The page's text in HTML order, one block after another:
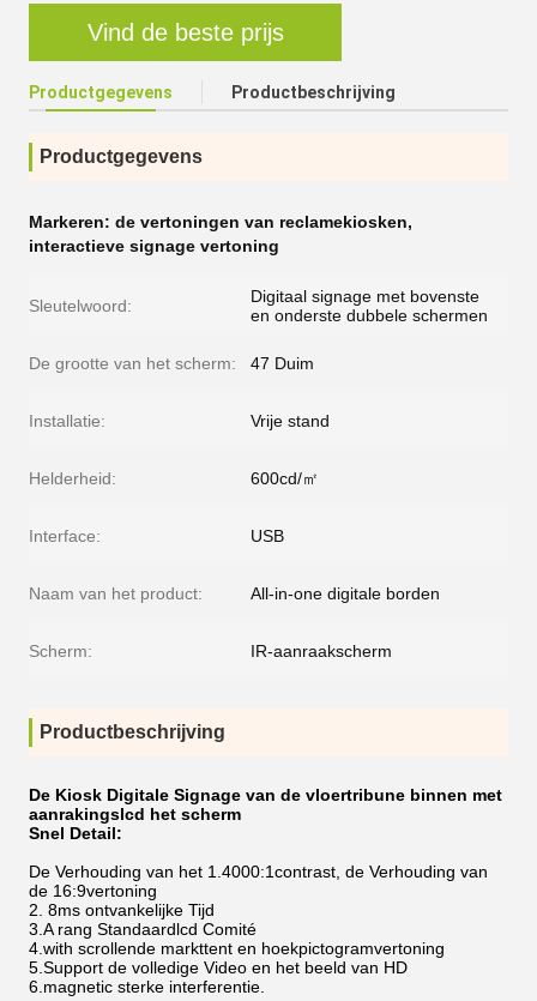
Vind de beste prijs
Productgegevens Productbeschrijving
Productgegevens
Markeren: de vertoningen van reclamekiosken,
interactieve signage vertoning
Sleutelwoord:
Digitaal signage met bovenste
en onderste dubbele schermen
De grootte van het scherm: 47 Duim
Installatie: Vrije stand
Helderheid: 600cd/㎡
Interface: USB
Naam van het product: All-in-one digitale borden
Scherm: IR-aanraakscherm
Productbeschrijving
De Kiosk Digitale Signage van de vloertribune binnen met
aanrakingslcd het scherm
Snel Detail:
De Verhouding van het 1.4000:1contrast, de Verhouding van
de 16:9vertoning
2. 8ms ontvankelijke Tijd
3.A rang Standaardlcd Comité
4.with scrollende markttent en hoekpictogramvertoning
5.Support de volledige Video en het beeld van HD
6.magnetic sterke interferentie.